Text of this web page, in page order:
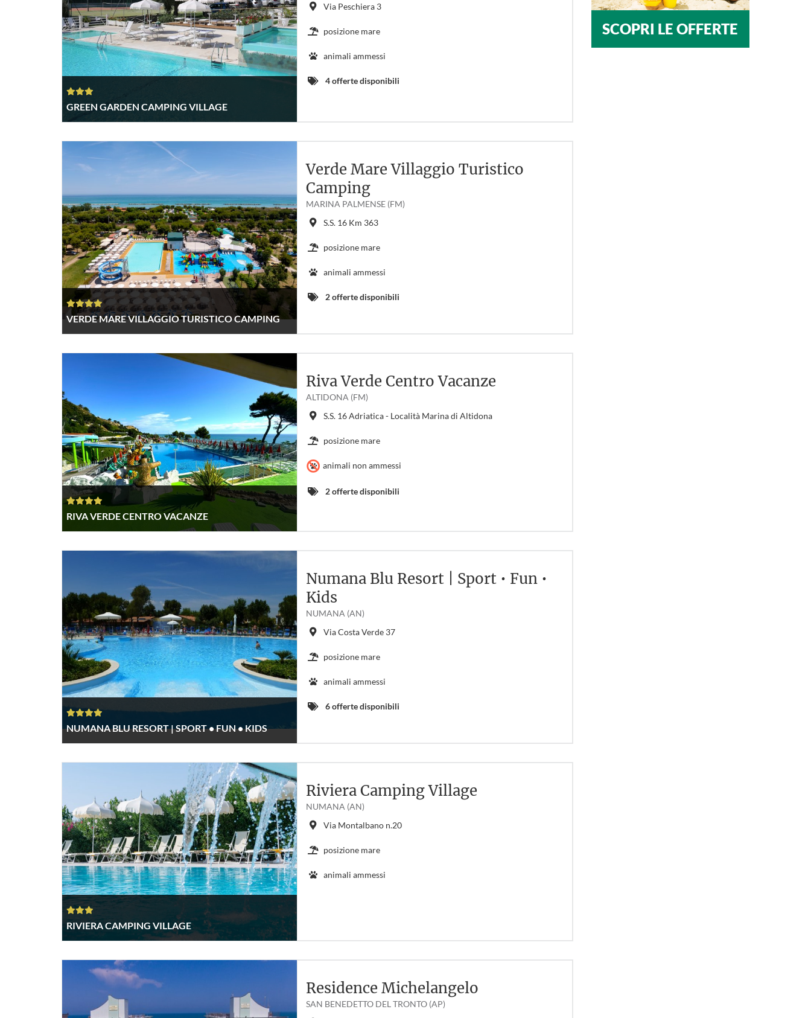
GREEN GARDEN CAMPING VILLAGE
Via Peschiera 3
posizione mare
animali ammessi
4 offerte disponibili
VERDE MARE VILLAGGIO TURISTICO CAMPING
Verde Mare Villaggio Turistico
Camping
MARINA PALMENSE (FM)
S.S. 16 Km 363
posizione mare
animali ammessi
2 offerte disponibili
RIVA VERDE CENTRO VACANZE
Riva Verde Centro Vacanze
ALTIDONA (FM)
S.S. 16 Adriatica - Località Marina di Altidona
posizione mare
animali non ammessi
2 offerte disponibili
NUMANA BLU RESORT | SPORT • FUN • KIDS
Numana Blu Resort | Sport • Fun •
Kids
NUMANA (AN)
Via Costa Verde 37
posizione mare
animali ammessi
6 offerte disponibili
RIVIERA CAMPING VILLAGE
Riviera Camping Village
NUMANA (AN)
Via Montalbano n.20
posizione mare
animali ammessi
Residence Michelangelo
SAN BENEDETTO DEL TRONTO (AP)
SCOPRI LE OFFERTE